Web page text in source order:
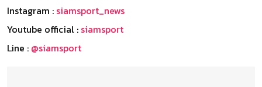
Instagram : siamsport_news
Youtube official : siamsport
Line : @siamsport